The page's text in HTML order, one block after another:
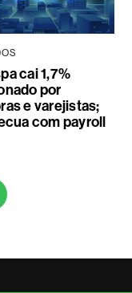
cai 1,7%
por
e varejistas;
com payroll